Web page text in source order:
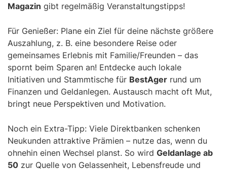
Magazin gibt regelmäßig Veranstaltungstipps!
Für Genießer: Plane ein Ziel für deine nächste größere
Auszahlung, z. B. eine besondere Reise oder
gemeinsames Erlebnis mit Familie/Freunden – das
spornt beim Sparen an! Entdecke auch lokale
Initiativen und Stammtische für BestAger rund um
Finanzen und Geldanlegen. Austausch macht oft Mut,
bringt neue Perspektiven und Motivation.
Noch ein Extra-Tipp: Viele Direktbanken schenken
Neukunden attraktive Prämien – nutze das, wenn du
ohnehin einen Wechsel planst. So wird Geldanlage ab
50 zur Quelle von Gelassenheit, Lebensfreude und